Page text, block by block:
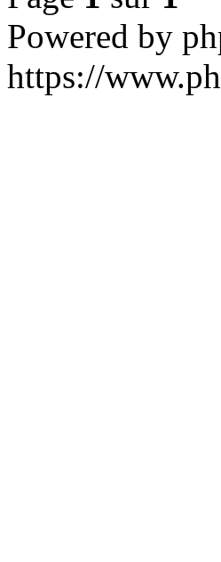
Powered by
https://